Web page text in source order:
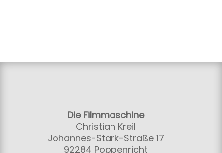
Die Filmmaschine
Christian Kreil
Johannes-Stark-Straße 17
92284 Poppenricht